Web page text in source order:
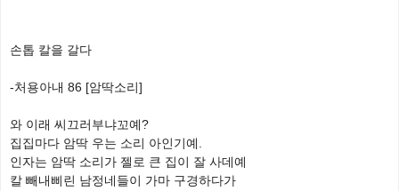
손톱 칼을 갈다
-처용아내 86 [암딱소리]
와 이래 씨끄러부냐꼬예?
집집마다 암딱 우는 소리 아인기예.
인자는 암딱 소리가 젤로 큰 집이 잘 사데예
칼 빼내삐린 남정네들이 가마 구경하다가